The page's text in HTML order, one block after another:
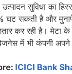
उत्पादन सुविधा का
घट सकती है और
कर रही है। मेटा
में भी कंपनी अपने
ICICI Bank